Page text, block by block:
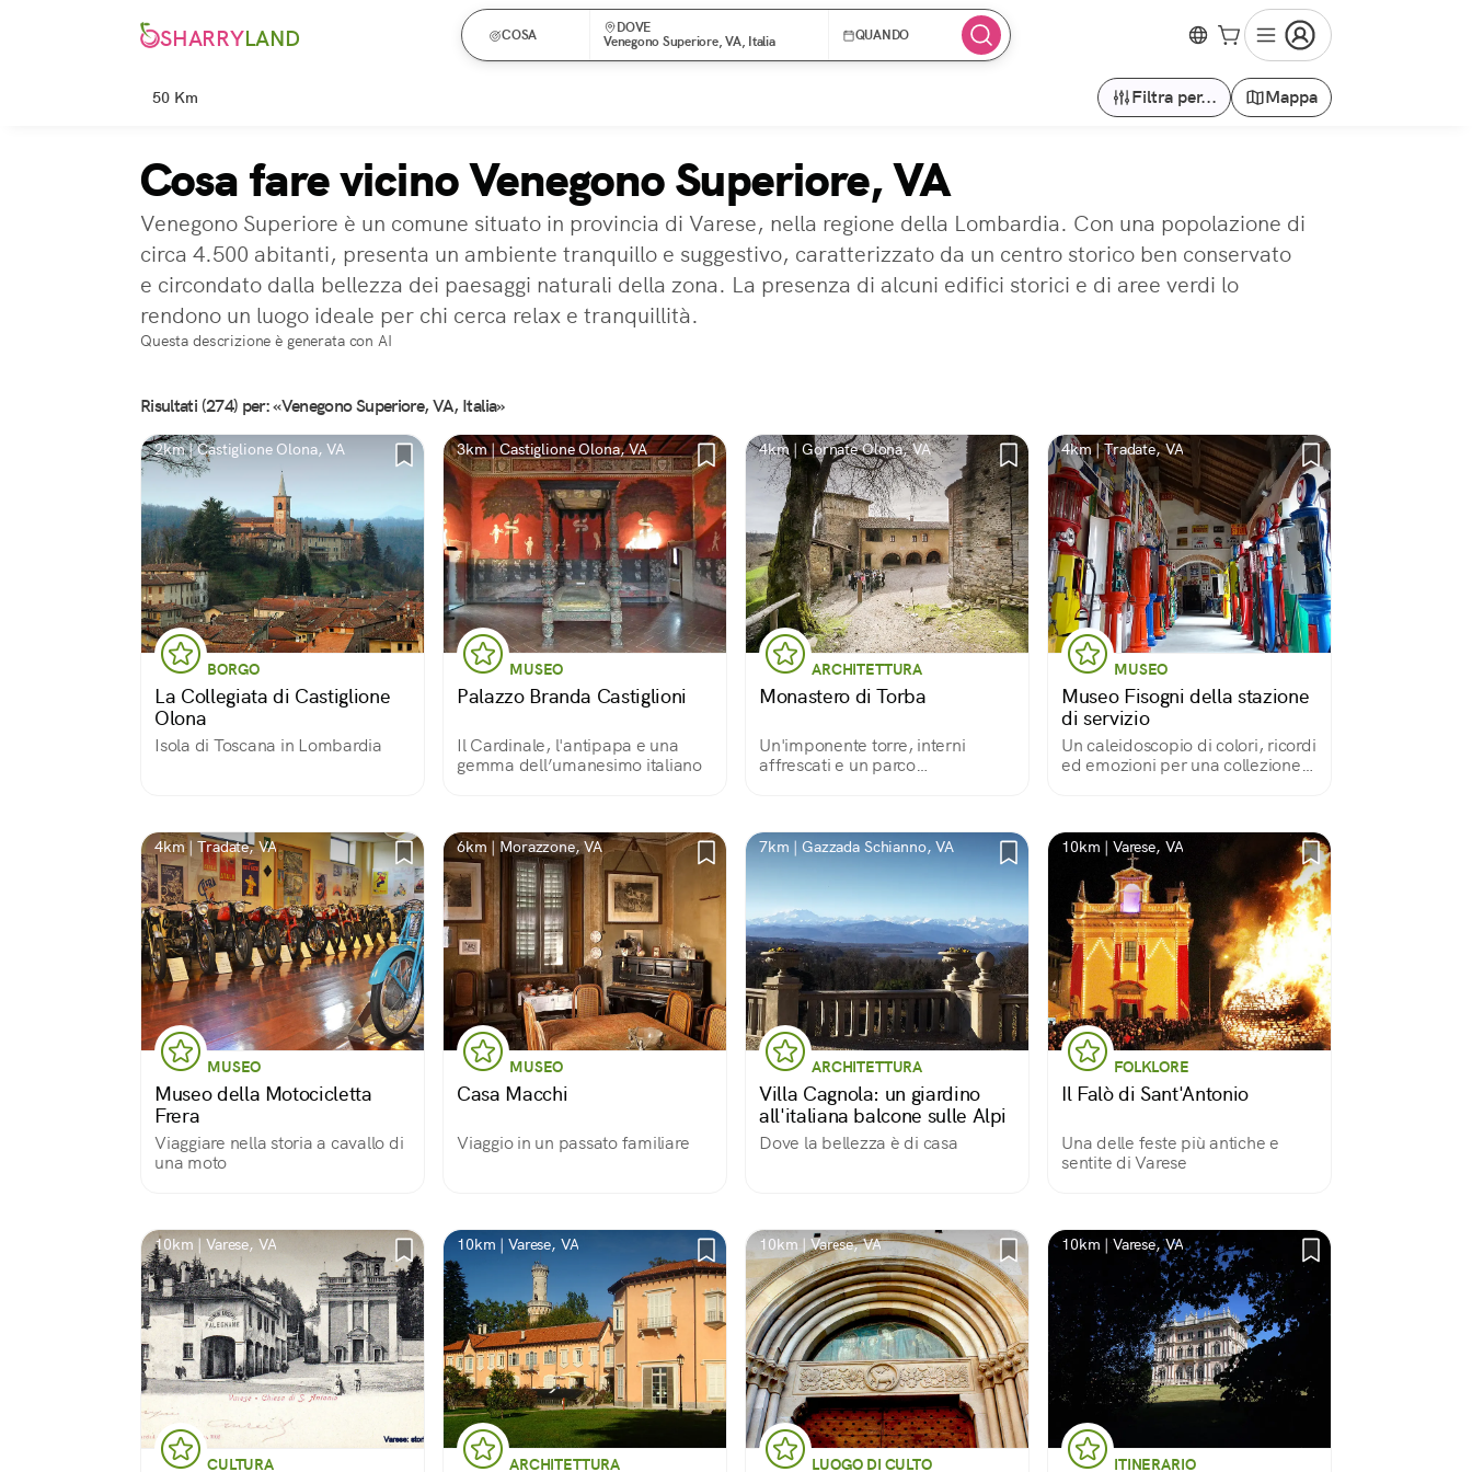
SHARRYLAND COSA
DOVE
Venegono Superiore, VA, Italia
QUANDO
50 Km Filtra per... Mappa
Cosa fare vicino Venegono Superiore, VA
Venegono Superiore è un comune situato in provincia di Varese, nella regione della Lombardia. Con una popolazione di
circa 4.500 abitanti, presenta un ambiente tranquillo e suggestivo, caratterizzato da un centro storico ben conservato
e circondato dalla bellezza dei paesaggi naturali della zona. La presenza di alcuni edifici storici e di aree verdi lo
rendono un luogo ideale per chi cerca relax e tranquillità.
Questa descrizione è generata con AI
Risultati (274) per: «Venegono Superiore, VA, Italia»
2km | Castiglione Olona, VA
BORGO
La Collegiata di Castiglione
Olona
Isola di Toscana in Lombardia
3km | Castiglione Olona, VA
MUSEO
Palazzo Branda Castiglioni
Il Cardinale, l'antipapa e una
gemma dell’umanesimo italiano
4km | Gornate Olona, VA
ARCHITETTURA
Monastero di Torba
Un'imponente torre, interni
affrescati e un parco
4km | Tradate, VA
MUSEO
Museo Fisogni della stazione
di servizio
Un caleidoscopio di colori, ricordi
ed emozioni per una collezione
4km | Tradate, VA
MUSEO
Museo della Motocicletta
Frera
Viaggiare nella storia a cavallo di
una moto
6km | Morazzone, VA
MUSEO
Casa Macchi
Viaggio in un passato familiare
7km | Gazzada Schianno, VA
ARCHITETTURA
Villa Cagnola: un giardino
all'italiana balcone sulle Alpi
Dove la bellezza è di casa
10km | Varese, VA
FOLKLORE
Il Falò di Sant'Antonio
Una delle feste più antiche e
sentite di Varese
10km | Varese, VA
CULTURA
10km | Varese, VA
ARCHITETTURA
10km | Varese, VA
LUOGO DI CULTO
10km | Varese, VA
ITINERARIO